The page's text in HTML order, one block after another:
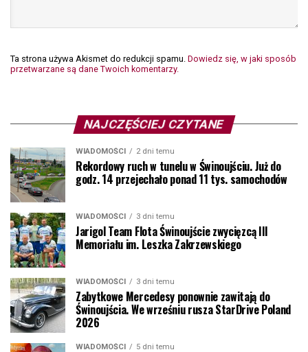
Ta strona używa Akismet do redukcji spamu. Dowiedz się, w jaki sposób
przetwarzane są dane Twoich komentarzy.
NAJCZĘŚCIEJ CZYTANE
WIADOMOŚCI 2 dni temu
Rekordowy ruch w tunelu w Świnoujściu. Już do
godz. 14 przejechało ponad 11 tys. samochodów
WIADOMOŚCI 3 dni temu
Jarigol Team Flota Świnoujście zwycięzcą III
Memoriału im. Leszka Zakrzewskiego
WIADOMOŚCI 3 dni temu
Zabytkowe Mercedesy ponownie zawitają do
Świnoujścia. We wrześniu rusza StarDrive Poland
2026
WIADOMOŚCI 5 dni temu